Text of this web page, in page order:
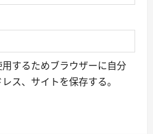
するためブラウザーに自分
ス、サイトを保存する。